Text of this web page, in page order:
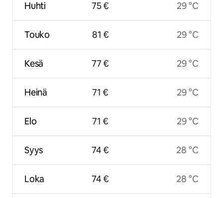
Huhti
Touko
Kesä
Heinä
Elo
Syys
Loka
75 €
81 €
77 €
71 €
71 €
74 €
74 €
29 °C
29 °C
29 °C
29 °C
29 °C
28 °C
28 °C